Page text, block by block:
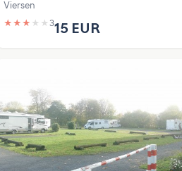
Viersen
★ ★ ★ ★ ★315 EUR